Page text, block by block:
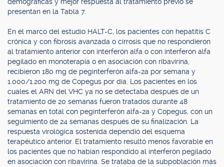
presentan en la Tabla 7.
En el marco del estudio HALT-C, los pacientes con hepatitis C
crónica y con fibrosis avanzada o cirrosis que no respondieron
al tratamiento anterior con interferón alfa o con interferón alfa
pegilado en monoterapia o en asociación con ribavirina,
recibieron 180 mg de peginterferón alfa-2a por semana y
1.000/1.200 mg de Copegus por día. Los pacientes en los
cuales el ARN del VHC ya no se detectaba después de un
tratamiento de 20 semanas fueron tratados durante 48
semanas en total con peginterferón alfa-2a y Copegus, con un
seguimiento de 24 semanas después de su finalización. La
respuesta virológica sostenida dependió del esquema
terapéutico anterior. El tratamiento resultó menos favorable en
los pacientes que no habían respondido al interferón pegilado
en asociación con ribavirina. Se trataba de la subpoblación más